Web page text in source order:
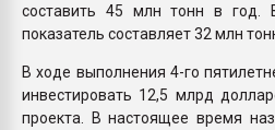
составить 45 млн тонн в год.
показатель составляет 32 млн
В ходе выполнения 4-го
инвестировать 12,5 млрд
проекта. В настоящее время